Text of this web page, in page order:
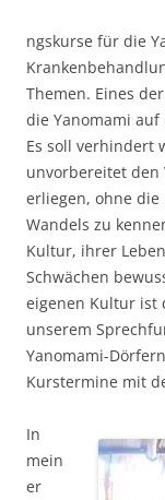
ngskurse für die
Themen. Eines
die Yanomami
Es soll verhindert
unvorbereitet den
erliegen, ohne die
Wandels zu
Kultur, ihrer
Schwächen
eigenen Kultur ist
unserem
Yanomami-
Kurstermine mit
In
mein
er